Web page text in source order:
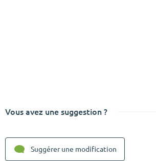
Vous avez une suggestion ?
Suggérer une modification